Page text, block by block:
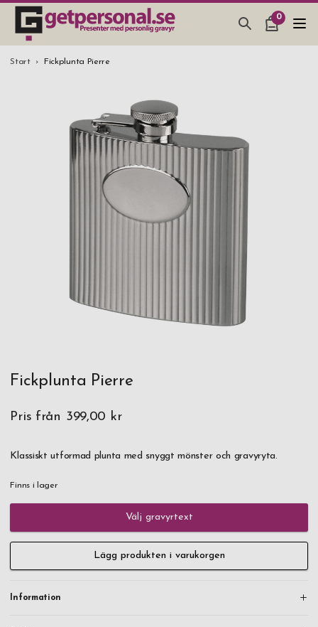
0
PRESENTER & PRYLAR
SMYCKEN & ACCESSOARER
PRESENTTIPS
BRÖLLOPSPRESENT 2026
STUDENTPRESENT 2026
Start Fickplunta Pierre
Fickplunta Pierre
Pris från 399,00 kr
Klassiskt utformad plunta med snyggt mönster och gravyryta.
Finns i lager
Välj gravyrtext
Lägg produkten i varukorgen
Information